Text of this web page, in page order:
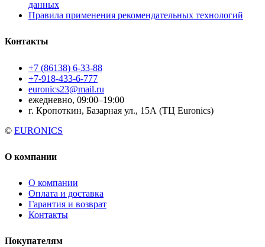
данных
Правила применения рекомендательных технологий
Контакты
+7 (86138) 6-33-88
+7-918-433-6-777
euronics23@mail.ru
ежедневно, 09:00–19:00
г. Кропоткин, Базарная ул., 15А (ТЦ Euronics)
© EURONICS
О компании
О компании
Оплата и доставка
Гарантия и возврат
Контакты
Покупателям